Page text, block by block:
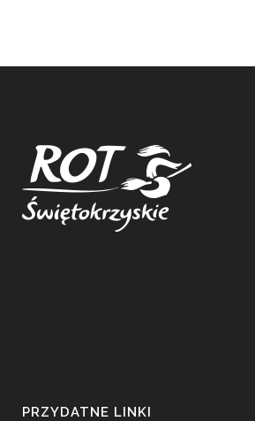
PRZYDATNE LINKI